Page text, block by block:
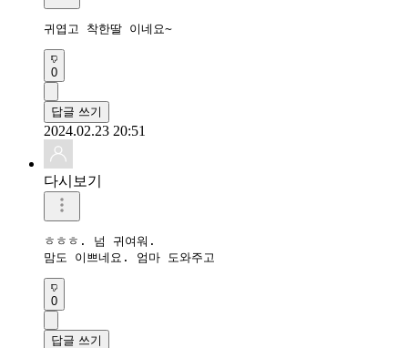
귀엽고 착한딸 이네요~
0
답글 쓰기
2024.02.23 20:51
다시보기
ㅎㅎㅎ. 넘 귀여워.
맘도 이쁘네요. 엄마 도와주고
0
답글 쓰기